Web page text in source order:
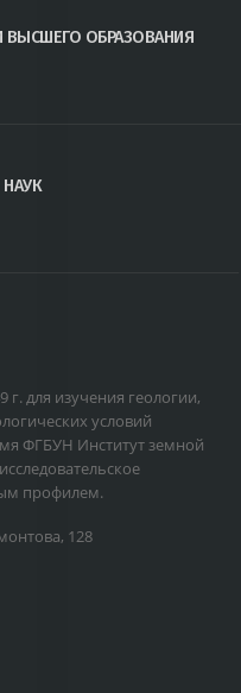
ВЫСШЕГО ОБРАЗОВАНИЯ
г. для изучения геологии,
условий
ФГБУН Институт земной
профилем.
128